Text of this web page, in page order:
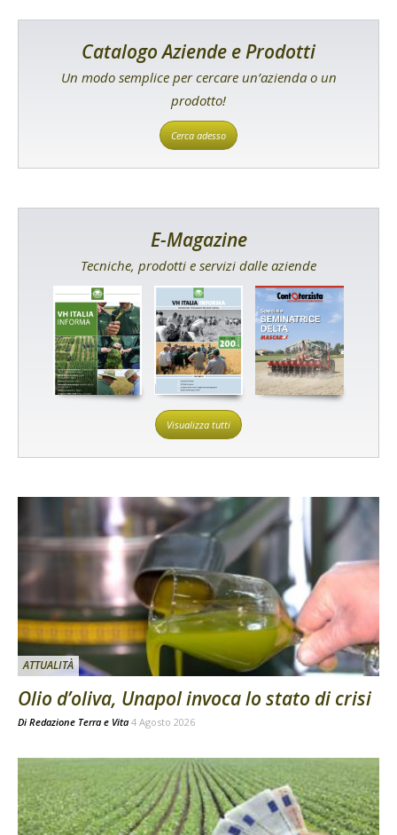
Catalogo Aziende e Prodotti
Un modo semplice per cercare un’azienda o un
prodotto!
Cerca adesso
E-Magazine
Tecniche, prodotti e servizi dalle aziende
Visualizza tutti
ATTUALITÀ
Olio d’oliva, Unapol invoca lo stato di crisi
Di Redazione Terra e Vita 4 Agosto 2026